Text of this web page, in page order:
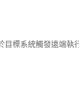
標系統觸發遠端執